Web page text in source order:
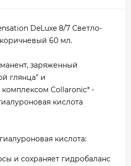
DeLuxe 8/7 Светло-
60 мл.
заряженный
глянца" и
Collaronic* -
кислота
кислота:
и сохраняет гидробаланс